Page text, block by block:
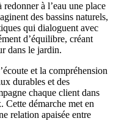
à l’eau une place
des bassins naturels,
qui dialoguent avec
d’équilibre, créant
dans le jardin.
et la compréhension
durables et des
chaque client dans
Cette démarche met en
relation apaisée entre